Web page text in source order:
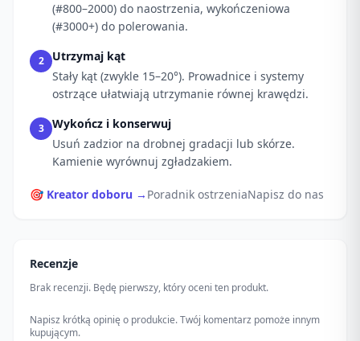
(#800–2000) do naostrzenia, wykończeniowa
(#3000+) do polerowania.
2
Utrzymaj kąt
Stały kąt (zwykle 15–20°). Prowadnice i systemy
ostrzące ułatwiają utrzymanie równej krawędzi.
3
Wykończ i konserwuj
Usuń zadzior na drobnej gradacji lub skórze.
Kamienie wyrównuj zgładzakiem.
🎯 Kreator doboru → Poradnik ostrzeniaNapisz do nas
Recenzje
Brak recenzji. Będę pierwszy, który oceni ten produkt.
Napisz krótką opinię o produkcie. Twój komentarz pomoże innym
kupującym.